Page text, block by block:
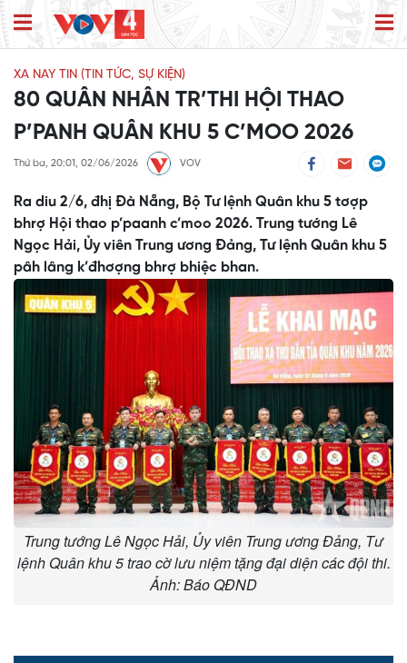
XA NAY TIN (TIN TỨC, SỰ KIỆN)
80 QUÂN NHÂN TR’THI HỘI THAO
P’PANH QUÂN KHU 5 C’MOO 2026
Thứ ba, 20:01, 02/06/2026 VOV
Ra diu 2/6, đhị Đà Nẵng, Bộ Tư lệnh Quân khu 5 tơợp
bhrợ Hội thao p’paanh c’moo 2026. Trung tướng Lê
Ngọc Hải, Ủy viên Trung ương Đảng, Tư lệnh Quân khu 5
pâh lâng k’đhơợng bhrợ bhiệc bhan.
Trung tướng Lê Ngọc Hải, Ủy viên Trung ương Đảng, Tư
lệnh Quân khu 5 trao cờ lưu niệm tặng đại diện các đội thi.
Ảnh: Báo QĐND